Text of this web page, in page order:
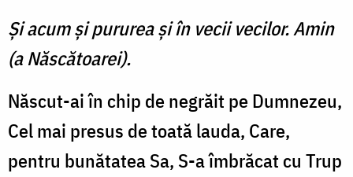
Şi acum şi pururea şi în vecii vecilor. Amin
(a Născătoarei).
Născut-ai în chip de negrăit pe Dumnezeu,
Cel mai presus de toată lauda, Care,
pentru bunătatea Sa, S-a îmbrăcat cu Trup